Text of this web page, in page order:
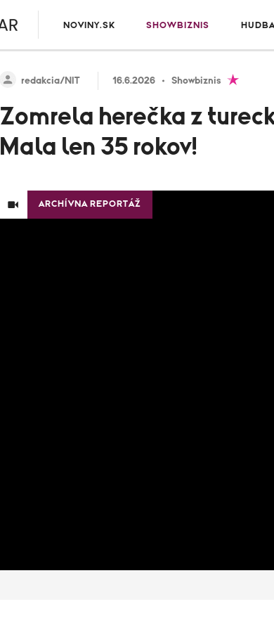
NOVINY.SK SHOWBIZNIS
redakcia/NIT 16.6.2026 Showbiznis
Zomrela herečka z
Mala len 35 rokov!
ARCHÍVNA REPORTÁŽ